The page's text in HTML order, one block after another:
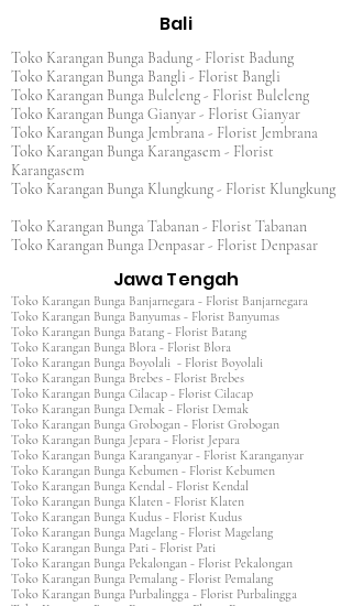
Bali
Toko Karangan Bunga Badung - Florist Badung
Toko Karangan Bunga Bangli - Florist Bangli
Toko Karangan Bunga Buleleng - Florist Buleleng
Toko Karangan Bunga Gianyar - Florist Gianyar
Toko Karangan Bunga Jembrana - Florist Jembrana
Toko Karangan Bunga Karangasem - Florist
Karangasem
Toko Karangan Bunga Klungkung - Florist Klungkung
Toko Karangan Bunga Tabanan - Florist Tabanan
Toko Karangan Bunga Denpasar - Florist Denpasar
Jawa Tengah
Toko Karangan Bunga Banjarnegara - Florist Banjarnegara
Toko Karangan Bunga Banyumas - Florist Banyumas
Toko Karangan Bunga Batang - Florist Batang
Toko Karangan Bunga Blora - Florist Blora
Toko Karangan Bunga Boyolali - Florist Boyolali
Toko Karangan Bunga Brebes - Florist Brebes
Toko Karangan Bunga Cilacap - Florist Cilacap
Toko Karangan Bunga Demak - Florist Demak
Toko Karangan Bunga Grobogan - Florist Grobogan
Toko Karangan Bunga Jepara - Florist Jepara
Toko Karangan Bunga Karanganyar - Florist Karanganyar
Toko Karangan Bunga Kebumen - Florist Kebumen
Toko Karangan Bunga Kendal - Florist Kendal
Toko Karangan Bunga Klaten - Florist Klaten
Toko Karangan Bunga Kudus - Florist Kudus
Toko Karangan Bunga Magelang - Florist Magelang
Toko Karangan Bunga Pati - Florist Pati
Toko Karangan Bunga Pekalongan - Florist Pekalongan
Toko Karangan Bunga Pemalang - Florist Pemalang
Toko Karangan Bunga Purbalingga - Florist Purbalingga